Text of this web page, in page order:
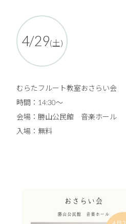
4/29(土)
むらたフルート教室おさらい会
時間：14:30～
会場：勝山公民館 音楽ホール
入場：無料